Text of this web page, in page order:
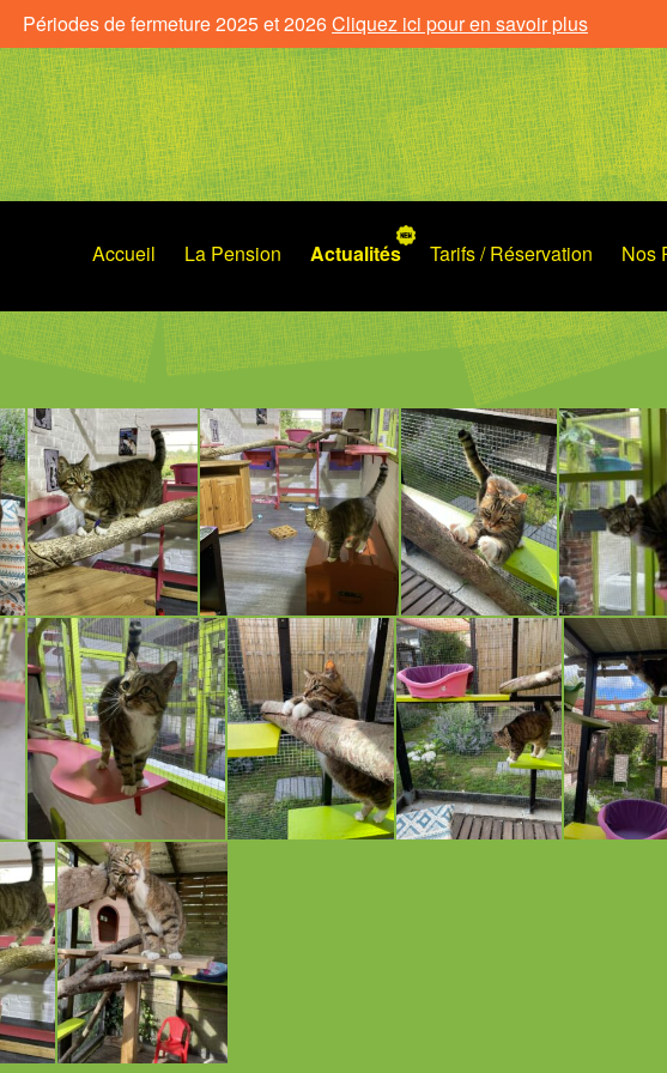
Accueil La Pension Actualités Tarifs / Réservation Nos
Périodes de fermeture 2025 et 2026Cliquez ici pour en savoir plus